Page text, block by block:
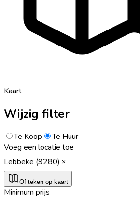
Kaart
Wijzig filter
Te Koop
Te Huur
Voeg een locatie toe
Lebbeke (9280)
Of teken op kaart
Minimum prijs